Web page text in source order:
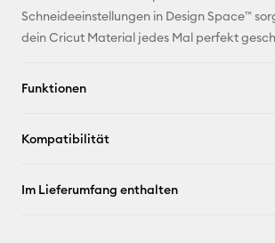
Schneideeinstellungen in Design Space™
dein Cricut Material jedes Mal perfekt
Funktionen
Kompatibilität
Im Lieferumfang enthalten